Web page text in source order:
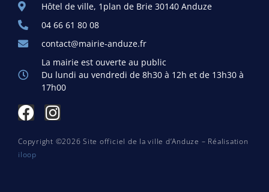
Hôtel de ville, 1plan de Brie 30140 Anduze
04 66 61 80 08
contact@mairie-anduze.fr
La mairie est ouverte au public
Du lundi au vendredi de 8h30 à 12h et de 13h30 à
17h00
Copyright ©2026 Site officiel de la ville d’Anduze – Réalisation
iloop